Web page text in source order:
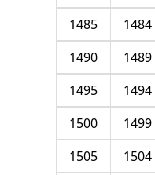
1484
1485
1489
1490
1494
1495
1499
1500
1504
1505